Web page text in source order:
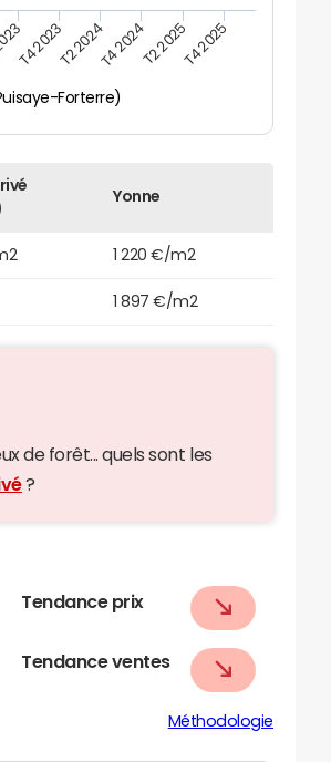
Forterre)
T4 2023T2 2024T4 2024T2 2025T4 2025
Yonne
1 220 €/m2
1 897 €/m2
de forêt... quels sont les
?
Tendance prix
Tendance ventes
Méthodologie